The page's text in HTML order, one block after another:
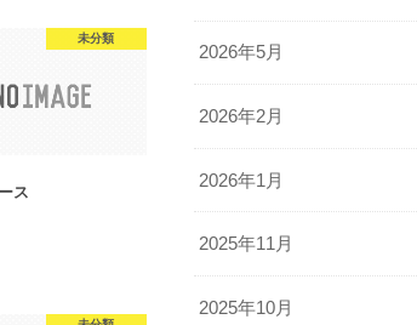
未分類
ス
2026年5月
2026年2月
2026年1月
2025年11月
2025年10月